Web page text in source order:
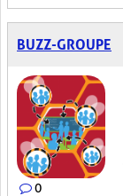
BUZZ-GROUPE
0